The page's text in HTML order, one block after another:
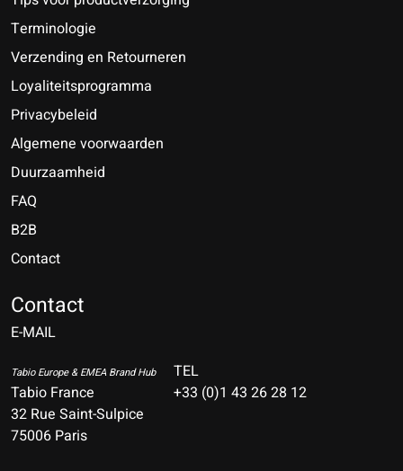
Terminologie
Verzending en Retourneren
Loyaliteitsprogramma
Privacybeleid
Algemene voorwaarden
Duurzaamheid
FAQ
B2B
Contact
Contact
E-MAIL
Tabio Europe & EMEA Brand Hub
Tabio France
32 Rue Saint-Sulpice
75006 Paris
TEL
+33 (0)1 43 26 28 12